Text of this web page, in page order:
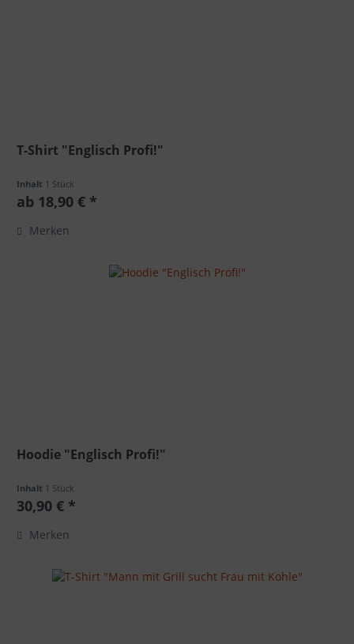
T-Shirt "Englisch Profi!"
Inhalt 1 Stück
ab 18,90 € *
Merken
Hoodie "Englisch Profi!"
Inhalt 1 Stück
30,90 € *
Merken